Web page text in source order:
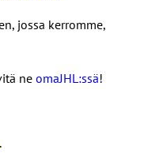
jossa kerromme,
ne omaJHL:ssä!
.